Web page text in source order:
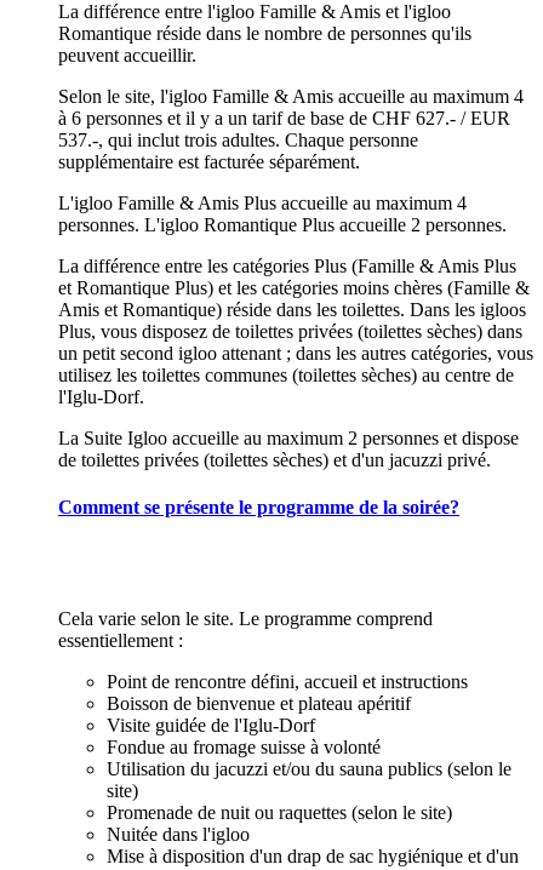
La différence entre l'igloo Famille & Amis et l'igloo
Romantique réside dans le nombre de personnes qu'ils
peuvent accueillir.
Selon le site, l'igloo Famille & Amis accueille au maximum 4
à 6 personnes et il y a un tarif de base de CHF 627.- / EUR
537.-, qui inclut trois adultes. Chaque personne
supplémentaire est facturée séparément.
L'igloo Famille & Amis Plus accueille au maximum 4
personnes. L'igloo Romantique Plus accueille 2 personnes.
La différence entre les catégories Plus (Famille & Amis Plus
et Romantique Plus) et les catégories moins chères (Famille &
Amis et Romantique) réside dans les toilettes. Dans les igloos
Plus, vous disposez de toilettes privées (toilettes sèches) dans
un petit second igloo attenant ; dans les autres catégories, vous
utilisez les toilettes communes (toilettes sèches) au centre de
l'Iglu-Dorf.
La Suite Igloo accueille au maximum 2 personnes et dispose
de toilettes privées (toilettes sèches) et d'un jacuzzi privé.
Comment se présente le programme de la soirée?
Cela varie selon le site. Le programme comprend
essentiellement :
Point de rencontre défini, accueil et instructions
Boisson de bienvenue et plateau apéritif
Visite guidée de l'Iglu-Dorf
Fondue au fromage suisse à volonté
Utilisation du jacuzzi et/ou du sauna publics (selon le
site)
Promenade de nuit ou raquettes (selon le site)
Nuitée dans l'igloo
Mise à disposition d'un drap de sac hygiénique et d'un